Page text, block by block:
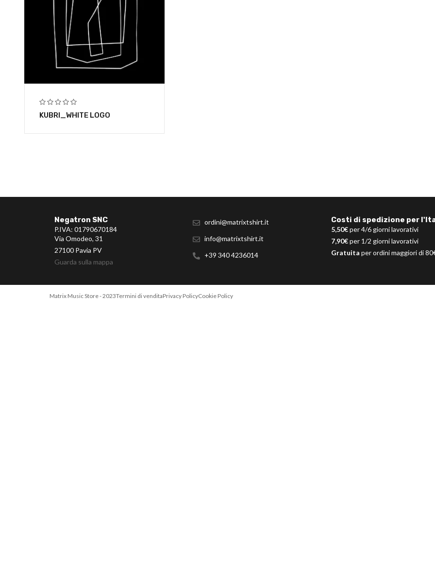
KUBRI_WHITE LOGO
Negatron SNC
P.IVA: 01790670184
Via Omodeo, 31
27100 Pavia PV
Guarda sulla mappa
ordini@matrixtshirt.it
info@matrixtshirt.it
+39 340 4236014
Costi di spedizione per
5,50€per 4/6 giorni lavorativi
7,90€per 1/2 giorni lavorativi
Gratuita per ordini maggiori di
Matrix Music Store - 2023Termini di venditaPrivacy PolicyCookie Policy